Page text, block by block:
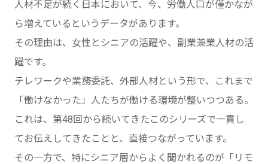
人材不足が続く日本において、今、労働人口が僅かなが
ら増えているというデータがあります。
その理由は、女性とシニアの活躍や、副業兼業人材の活
躍です。
テレワークや業務委託、外部人材という形で、これまで
「働けなかった」人たちが働ける環境が整いつつある。
これは、第48回から続いてきたこのシリーズで一貫し
てお伝えしてきたことと、直接つながっています。
その一方で、特にシニア層からよく聞かれるのが「リモ